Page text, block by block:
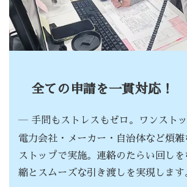
全ての申請を一貫対応！
― 手間もストレスもゼロ。ワンスト
電力会社・メーカー・自治体など煩雑
ストップで実施。連絡のたらい回し
縮とスムーズな引き渡しを実現します